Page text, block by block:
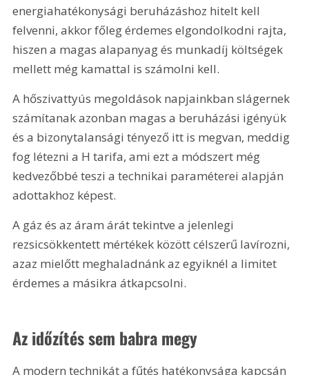
energiahatékonysági beruházáshoz hitelt kell
felvenni, akkor főleg érdemes elgondolkodni rajta,
hiszen a magas alapanyag és munkadíj költségek
mellett még kamattal is számolni kell.
A hőszivattyús megoldások napjainkban slágernek
számítanak azonban magas a beruházási igényük
és a bizonytalansági tényező itt is megvan, meddig
fog létezni a H tarifa, ami ezt a módszert még
kedvezőbbé teszi a technikai paraméterei alapján
adottakhoz képest.
A gáz és az áram árát tekintve a jelenlegi
rezsicsökkentett mértékek között célszerű lavírozni,
azaz mielőtt meghaladnánk az egyiknél a limitet
érdemes a másikra átkapcsolni.
Az időzítés sem babra megy
A modern technikát a fűtés hatékonysága kapcsán